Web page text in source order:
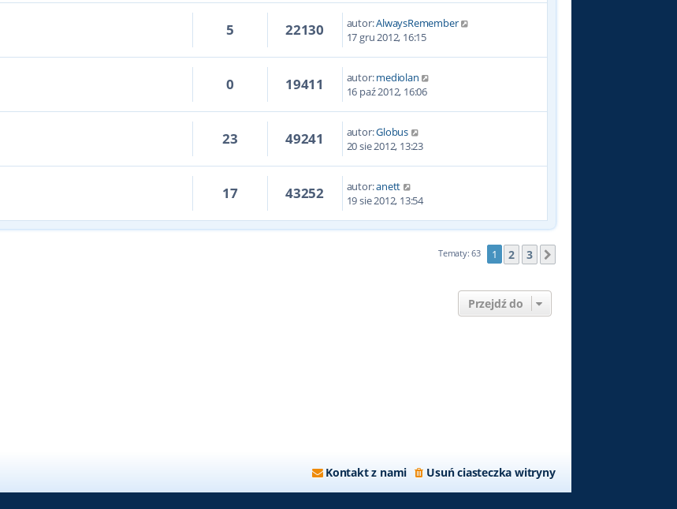
5 22130 autor:AlwaysRemember
17 gru 2012, 16:15
0 19411 autor:mediolan
16 paź 2012, 16:06
23 49241 autor:Globus
20 sie 2012, 13:23
17 43252 autor:anett
19 sie 2012, 13:54
Tematy: 63 1 2 3
Przejdź do
Usuń ciasteczka witryny
Kontakt z nami